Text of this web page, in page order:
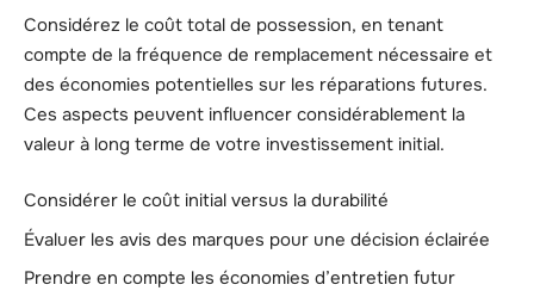
Considérez le coût total de possession, en tenant
compte de la fréquence de remplacement nécessaire et
des économies potentielles sur les réparations futures.
Ces aspects peuvent influencer considérablement la
valeur à long terme de votre investissement initial.
Considérer le coût initial versus la durabilité
Évaluer les avis des marques pour une décision éclairée
Prendre en compte les économies d’entretien futur